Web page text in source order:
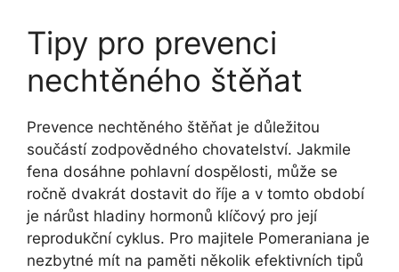
Tipy pro prevenci
nechtěného štěňat
Prevence nechtěného štěňat je důležitou
součástí zodpovědného chovatelství. Jakmile
fena dosáhne pohlavní dospělosti, může se
ročně dvakrát dostavit do říje a v tomto období
je nárůst hladiny hormonů klíčový pro její
reprodukční cyklus. Pro majitele Pomeraniana je
nezbytné mít na paměti několik efektivních tipů